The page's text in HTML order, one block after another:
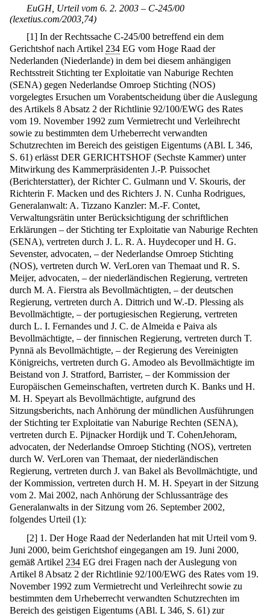
EuGH, Urteil vom 6. 2. 2003 – C-245/00
(lexetius.com/2003,74)
[1] In der Rechtssache C-245/00 betreffend ein dem
Gerichtshof nach Artikel 234 EG vom Hoge Raad der
Nederlanden (Niederlande) in dem bei diesem anhängigen
Rechtsstreit Stichting ter Exploitatie van Naburige Rechten
(SENA) gegen Nederlandse Omroep Stichting (NOS)
vorgelegtes Ersuchen um Vorabentscheidung über die Auslegung
des Artikels 8 Absatz 2 der Richtlinie 92/100/EWG des Rates
vom 19. November 1992 zum Vermietrecht und Verleihrecht
sowie zu bestimmten dem Urheberrecht verwandten
Schutzrechten im Bereich des geistigen Eigentums (ABl. L 346,
S. 61) erlässt DER GERICHTSHOF (Sechste Kammer) unter
Mitwirkung des Kammerpräsidenten J.-P. Puissochet
(Berichterstatter), der Richter C. Gulmann und V. Skouris, der
Richterin F. Macken und des Richters J. N. Cunha Rodrigues,
Generalanwalt: A. Tizzano Kanzler: M.-F. Contet,
Verwaltungsrätin unter Berücksichtigung der schriftlichen
Erklärungen – der Stichting ter Exploitatie van Naburige Rechten
(SENA), vertreten durch J. L. R. A. Huydecoper und H. G.
Sevenster, advocaten, – der Nederlandse Omroep Stichting
(NOS), vertreten durch W. VerLoren van Themaat und R. S.
Meijer, advocaten, – der niederländischen Regierung, vertreten
durch M. A. Fierstra als Bevollmächtigten, – der deutschen
Regierung, vertreten durch A. Dittrich und W.-D. Plessing als
Bevollmächtigte, – der portugiesischen Regierung, vertreten
durch L. I. Fernandes und J. C. de Almeida e Paiva als
Bevollmächtigte, – der finnischen Regierung, vertreten durch T.
Pynnä als Bevollmächtigte, – der Regierung des Vereinigten
Königreichs, vertreten durch G. Amodeo als Bevollmächtigte im
Beistand von J. Stratford, Barrister, – der Kommission der
Europäischen Gemeinschaften, vertreten durch K. Banks und H.
M. H. Speyart als Bevollmächtigte, aufgrund des
Sitzungsberichts, nach Anhörung der mündlichen Ausführungen
der Stichting ter Exploitatie van Naburige Rechten (SENA),
vertreten durch E. Pijnacker Hordijk und T. CohenJehoram,
advocaten, der Nederlandse Omroep Stichting (NOS), vertreten
durch W. VerLoren van Themaat, der niederländischen
Regierung, vertreten durch J. van Bakel als Bevollmächtigte, und
der Kommission, vertreten durch H. M. H. Speyart in der Sitzung
vom 2. Mai 2002, nach Anhörung der Schlussanträge des
Generalanwalts in der Sitzung vom 26. September 2002,
folgendes Urteil (1):
[2] 1. Der Hoge Raad der Nederlanden hat mit Urteil vom 9.
Juni 2000, beim Gerichtshof eingegangen am 19. Juni 2000,
gemäß Artikel 234 EG drei Fragen nach der Auslegung von
Artikel 8 Absatz 2 der Richtlinie 92/100/EWG des Rates vom 19.
November 1992 zum Vermietrecht und Verleihrecht sowie zu
bestimmten dem Urheberrecht verwandten Schutzrechten im
Bereich des geistigen Eigentums (ABl. L 346, S. 61) zur